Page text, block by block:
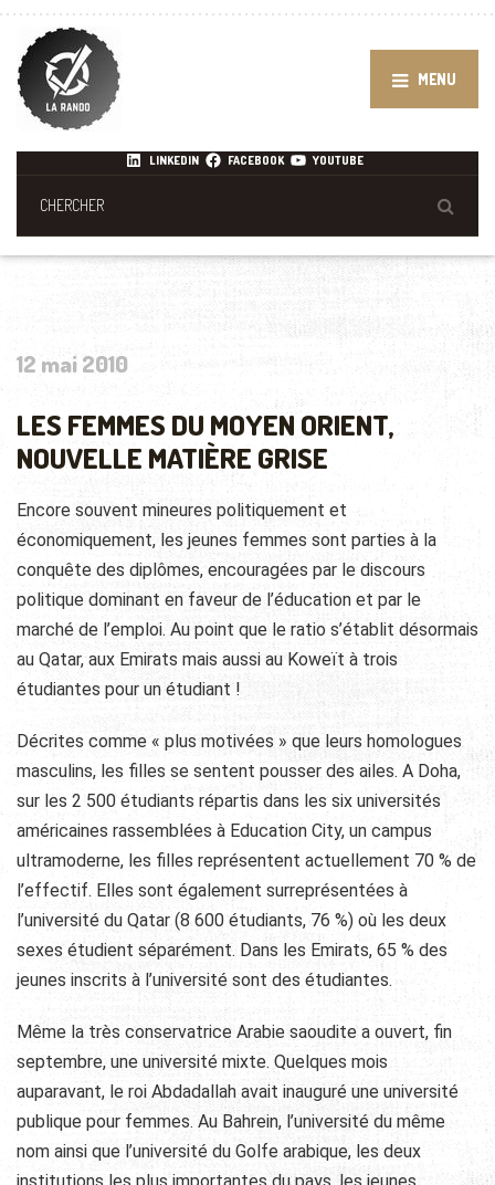
MENU
LINKEDIN FACEBOOK YOUTUBE
12 mai 2010
LES FEMMES DU MOYEN ORIENT,
NOUVELLE MATIÈRE GRISE
Encore souvent mineures politiquement et
économiquement, les jeunes femmes sont parties à la
conquête des diplômes, encouragées par le discours
politique dominant en faveur de l’éducation et par le
marché de l’emploi. Au point que le ratio s’établit désormais
au Qatar, aux Emirats mais aussi au Koweït à trois
étudiantes pour un étudiant !
Décrites comme « plus motivées » que leurs homologues
masculins, les filles se sentent pousser des ailes. A Doha,
sur les 2 500 étudiants répartis dans les six universités
américaines rassemblées à Education City, un campus
ultramoderne, les filles représentent actuellement 70 % de
l’effectif. Elles sont également surreprésentées à
l’université du Qatar (8 600 étudiants, 76 %) où les deux
sexes étudient séparément. Dans les Emirats, 65 % des
jeunes inscrits à l’université sont des étudiantes.
Même la très conservatrice Arabie saoudite a ouvert, fin
septembre, une université mixte. Quelques mois
auparavant, le roi Abdadallah avait inauguré une université
publique pour femmes. Au Bahrein, l’université du même
nom ainsi que l’université du Golfe arabique, les deux